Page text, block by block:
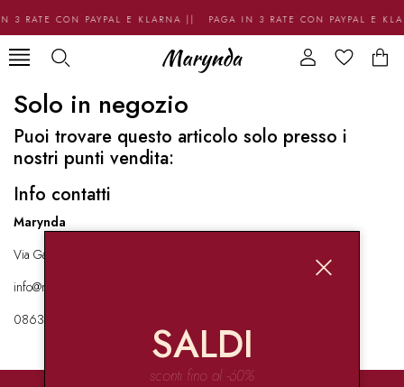
3 RATE CON PAYPAL E KLARNA || PAGA IN 3 RATE CON PAYPAL E
Solo in negozio
Puoi trovare questo articolo solo presso i
nostri punti vendita:
Info contatti
Marynda
Via Garibaldi 136 67051 Avezzano
info@marynda.com
08631871946
SALDI
sconti fino al -60%